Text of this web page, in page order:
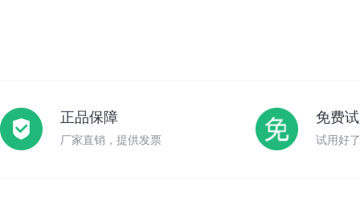
正品保障
厂家直销，提供发票
免费
试用好